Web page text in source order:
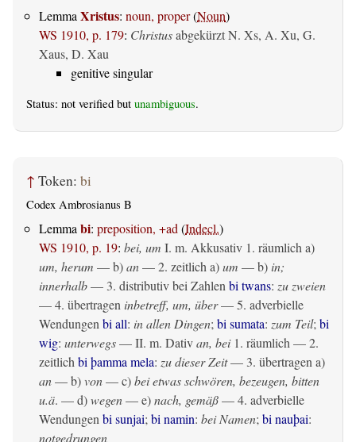
Lemma Xristus: noun, proper(Noun)
WS 1910, p. 179: Christusabgekürzt N. Xs, A. Xu, G.
Xaus, D. Xau
genitive singular
Status: not verified but unambiguous.
↑ Token: bi
Codex Ambrosianus B
Lemma bi: preposition, +ad (Indecl.)
WS 1910, p. 19: bei, um I. m. Akkusativ 1. räumlich a)
um, herum — b)an— 2. zeitlich a)um — b) in;
innerhalb— 3. distributiv bei Zahlen bi twans: zu zweien
— 4. übertragen inbetreff, um, über— 5. adverbielle
Wendungen bi all: in allen Dingen; bi sumata: zum Teil; bi
wig: unterwegs— II. m. Dativan, bei1. räumlich — 2.
zeitlich bi þamma mela: zu dieser Zeit— 3. übertragen a)
an— b)von— c)bei etwas schwören, bezeugen, bitten
u.ä. — d)wegen— e)nach, gemäß— 4. adverbielle
Wendungen bi sunjai; bi namin: bei Namen; bi nauþai:
notgedrungen